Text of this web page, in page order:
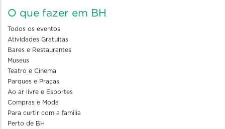
O que fazer em BH
Todos os eventos
Atividades Gratuitas
Bares e Restaurantes
Museus
Teatro e Cinema
Parques e Praças
Ao ar livre e Esportes
Compras e Moda
Para curtir com a familia
Perto de BH